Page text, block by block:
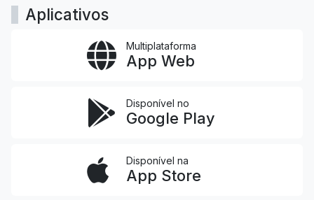
Aplicativos
Multiplataforma
App Web
Disponível no
Google Play
Disponível na
App Store